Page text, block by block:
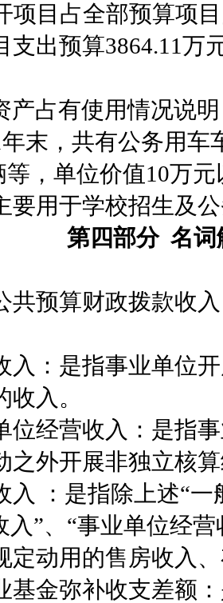
项目占全部预算项
支出预算3864.11万
产占有使用情况说明
年末，共有公务用车
等，单位价值10万
要用于学校招生及
第四部分 名词
共预算财政拨款收
入：是指事业单位
入。
位经营收入：是指
之外开展非独立核
入 ：是指除上述“
入”、“事业单位经
定动用的售房收入
基金弥补收支差额